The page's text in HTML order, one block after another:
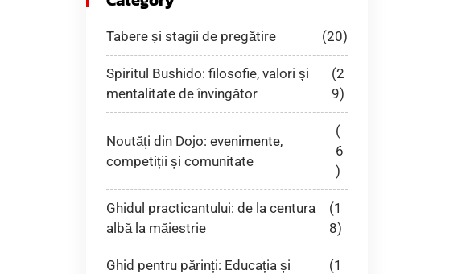
Tabere și stagii de pregătire (20)
Spiritul Bushido: filosofie, valori și
mentalitate de învingător
(2
9)
Noutăți din Dojo: evenimente,
competiții și comunitate
(
6
)
Ghidul practicantului: de la centura
albă la măiestrie
(1
8)
Ghid pentru părinți: Educația și
(1